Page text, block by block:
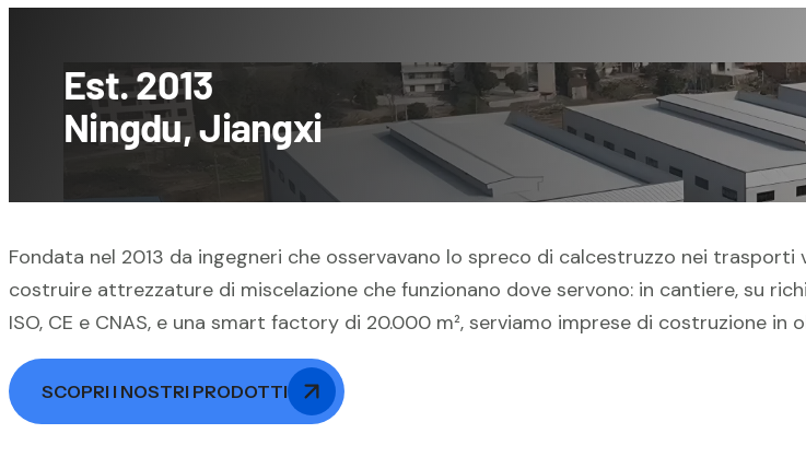
Est. 2013
Ningdu, Jiangxi
Fondata nel 2013 da ingegneri che osservavano lo spreco di calcestruzzo nei
costruire attrezzature di miscelazione che funzionano dove servono: in cantiere, su
ISO, CE e CNAS, e una smart factory di 20.000 m², serviamo imprese di costruzione
SCOPRI I NOSTRI PRODOTTI